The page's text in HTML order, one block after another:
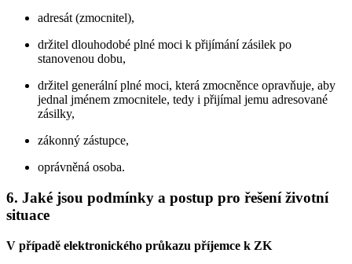
adresát (zmocnitel),
držitel dlouhodobé plné moci k přijímání zásilek po
stanovenou dobu,
držitel generální plné moci, která zmocněnce opravňuje, aby
jednal jménem zmocnitele, tedy i přijímal jemu adresované
zásilky,
zákonný zástupce,
oprávněná osoba.
6. Jaké jsou podmínky a postup pro řešení životní
situace
V případě elektronického průkazu příjemce k ZK